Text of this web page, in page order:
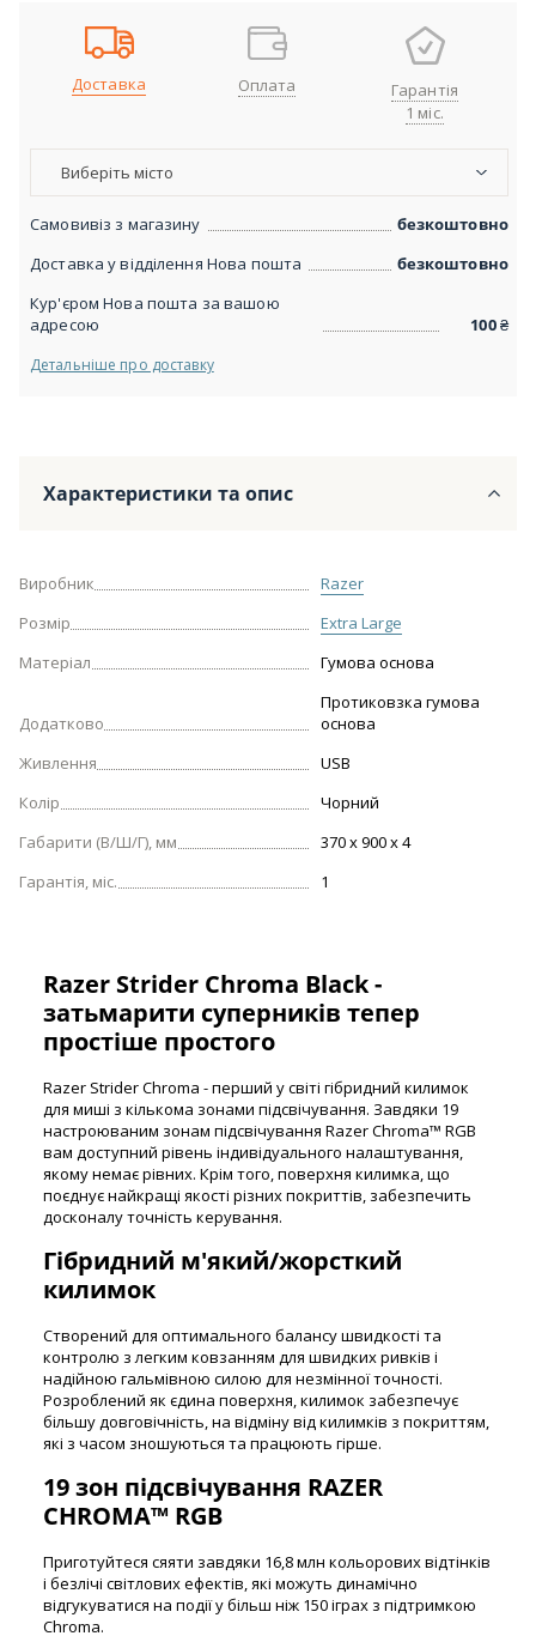
Доставка Оплата
Гарантія
1 міс.
Виберіть місто
Самовивіз з магазину
безкоштовно
Доставка у відділення Нова пошта
безкоштовно
Кур'єром Нова пошта за вашою
адресою
100₴
Детальніше про доставку
Характеристики та опис
Виробник
Razer
Розмір
Extra Large
Матеріал
Гумова основа
Додатково
Протиковзка гумова
основа
Живлення
USB
Колір
Чорний
Габарити (В/Ш/Г), мм
370 x 900 x 4
Гарантія, міс.
1
Razer Strider Chroma Black -
затьмарити суперників тепер
простіше простого
Razer Strider Chroma - перший у світі гібридний килимок
для миші з кількома зонами підсвічування. Завдяки 19
настроюваним зонам підсвічування Razer Chroma™ RGB
вам доступний рівень індивідуального налаштування,
якому немає рівних. Крім того, поверхня килимка, що
поєднує найкращі якості різних покриттів, забезпечить
досконалу точність керування.
Гібридний м'який/жорсткий
килимок
Створений для оптимального балансу швидкості та
контролю з легким ковзанням для швидких ривків і
надійною гальмівною силою для незмінної точності.
Розроблений як єдина поверхня, килимок забезпечує
більшу довговічність, на відміну від килимків з покриттям,
які з часом зношуються та працюють гірше.
19 зон підсвічування RAZER
CHROMA™ RGB
Приготуйтеся сяяти завдяки 16,8 млн кольорових відтінків
і безлічі світлових ефектів, які можуть динамічно
відгукуватися на події у більш ніж 150 іграх з підтримкою
Chroma.